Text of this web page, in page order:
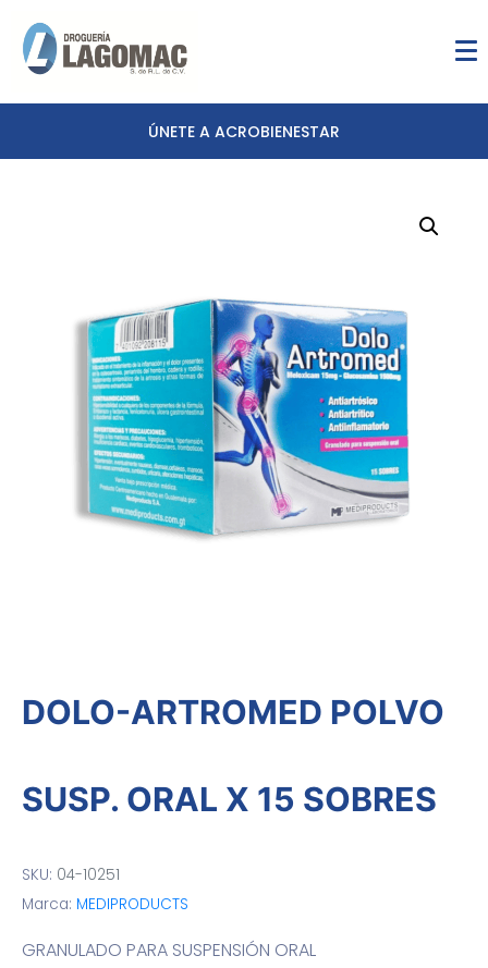
ÚNETE A ACROBIENESTAR
DOLO-ARTROMED POLVO
SUSP. ORAL X 15 SOBRES
SKU: 04-10251
Marca: MEDIPRODUCTS
GRANULADO PARA SUSPENSIÓN ORAL